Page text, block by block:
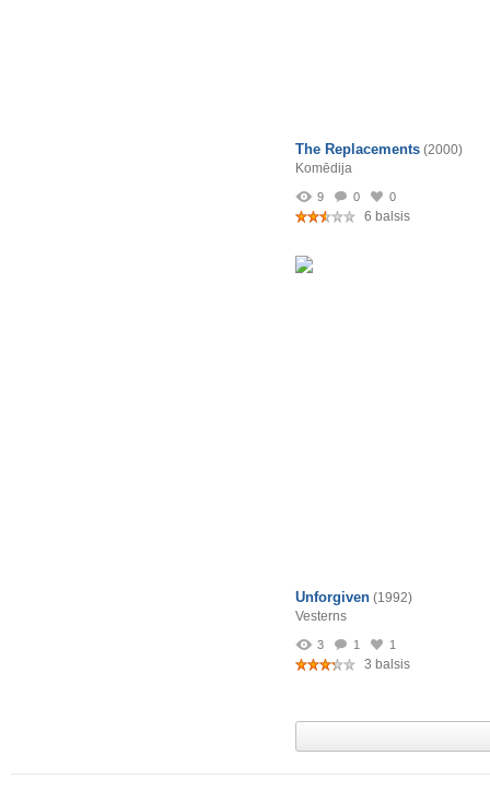
The Replacements (2000)
Komēdija
9 0 0
6 balsis
Unforgiven (1992)
Vesterns
3 1 1
3 balsis